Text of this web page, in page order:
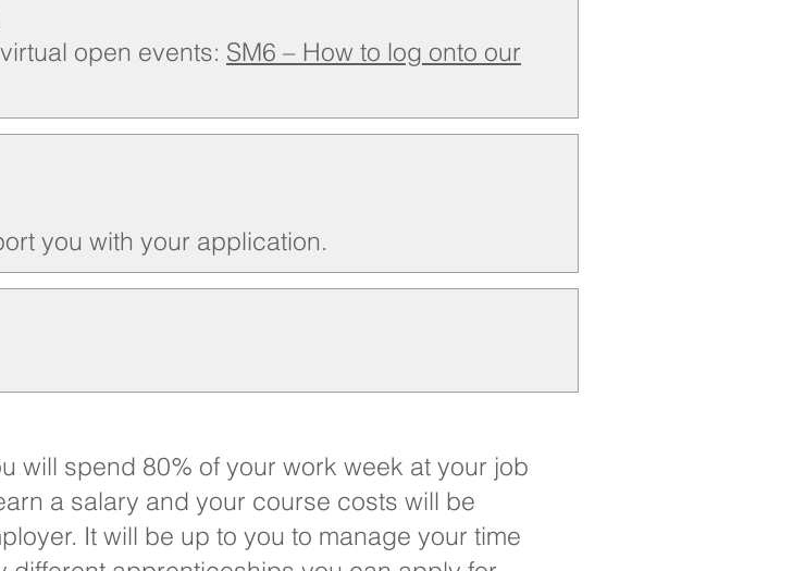
open events: SM6 – How to log onto our
you with your application.
will spend 80% of your work week at your job
a salary and your course costs will be
It will be up to you to manage your time